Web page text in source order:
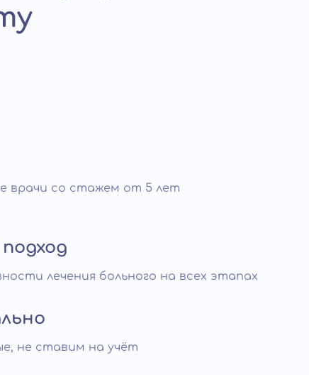
врачи со стажем от 5 лет
лечения больного на всех этапах
не ставим на учёт